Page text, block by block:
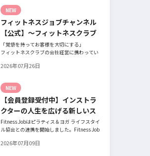
そんな風に自分だけでは思いつかないことを
行動に移してきた結果が、今に繋がっている
とお話してくださったヨガ講師の若松由貴子
さん。選ばれるインストラクターになるため
に若松さんが取られた行動とは？
NEW
フィットネスジョブチャンネル
【公式】～フィットネスクラブ
役員時代の倒産を経て開業・独
立～
「覚悟を持ってお客様を大切にする」
フィットネスクラブの会社経営に携わってい
それでも尚、同じ業界内で独立し再起を図っ
藤健祐さんにインタビュー。
フィットネスクラブのキャンペーンや違約金
制度はお客様を大切にする仕組みだろう
か！？資金が底をつく恐怖と闘いながらもお
客様との絆を築き上げた秘訣とは？
2026年07月26日
NEW
【会員登録受付中】インストラ
クターの人生を広げる新しいス
テージ
Fitness Jobはピラティス＆ヨガ ライフスタイ
ル協会との連携を開始しました。Fitness Job
の人生を広げる新しいステージとして、同協
2026年07月09日